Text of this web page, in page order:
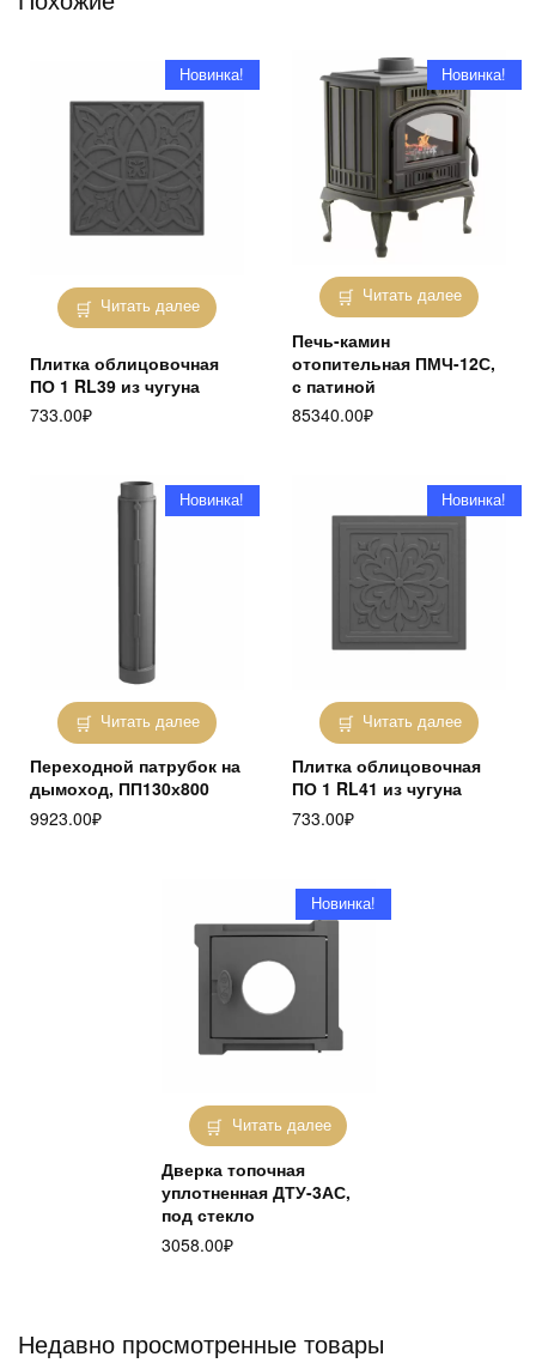
Читать далее
Новинка!
Плитка облицовочная
ПО 1 RL39 из чугуна
733.00₽
Читать далее
Новинка!
Печь-камин
отопительная ПМЧ-12С,
с патиной
85340.00₽
Читать далее
Новинка!
Переходной патрубок на
дымоход, ПП130х800
9923.00₽
Читать далее
Новинка!
Плитка облицовочная
ПО 1 RL41 из чугуна
733.00₽
Читать далее
Новинка!
Дверка топочная
уплотненная ДТУ-3АС,
под стекло
3058.00₽
Недавно просмотренные товары